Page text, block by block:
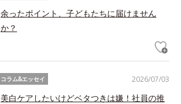
余ったポイント、子どもたちに届けません
か？
2026/07/03
コラム&エッセイ
美白ケアしたいけどベタつきは嫌！社員の推